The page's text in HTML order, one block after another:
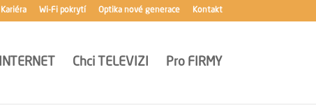
Kariéra Wi-Fi pokrytí Optika nové generace Kontakt
INTERNET Chci TELEVIZI Pro FIRMY